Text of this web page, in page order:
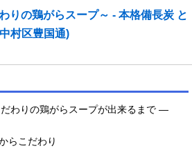
わりの鶏がらスープが出来るまで ―
らこだわり